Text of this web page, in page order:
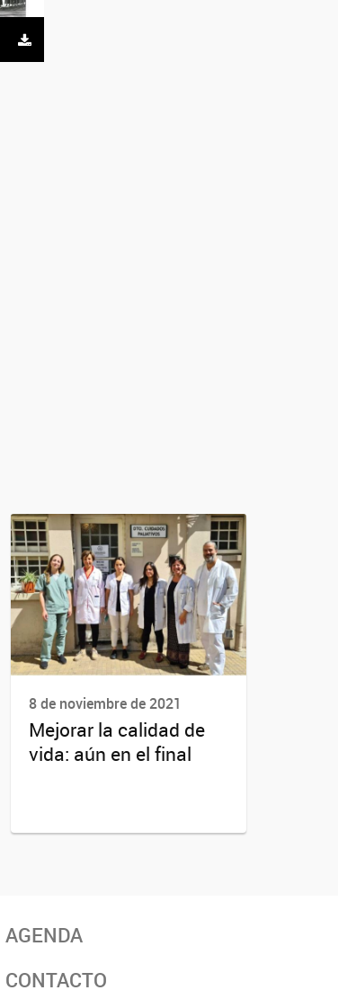
8 de noviembre de 2021
Mejorar la calidad de
vida: aún en el final
AGENDA
CONTACTO